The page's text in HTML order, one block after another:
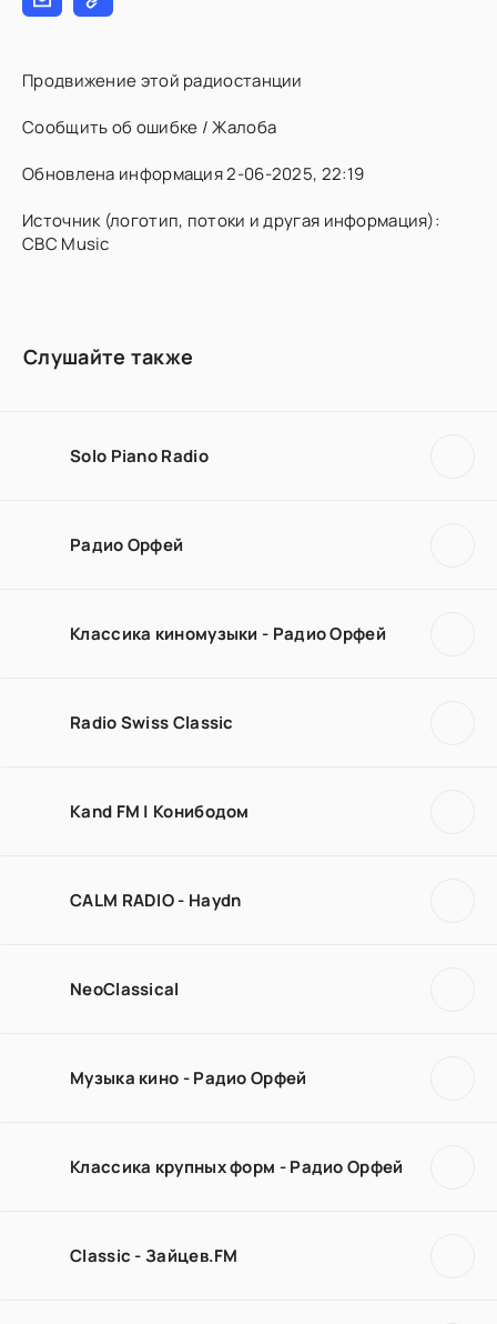
Продвижение этой радиостанции
Сообщить об ошибке / Жалоба
Обновлена информация 2-06-2025, 22:19
Источник (логотип, потоки и другая информация):
CBC Music
Слушайте также
Solo Piano Radio
Радио Орфей
Классика киномузыки - Радио Орфей
Radio Swiss Classic
Kand FM | Конибодом
CALM RADIO - Haydn
NeoClassical
Музыка кино - Радио Орфей
Классика крупных форм - Радио Орфей
Classic - Зайцев.FM